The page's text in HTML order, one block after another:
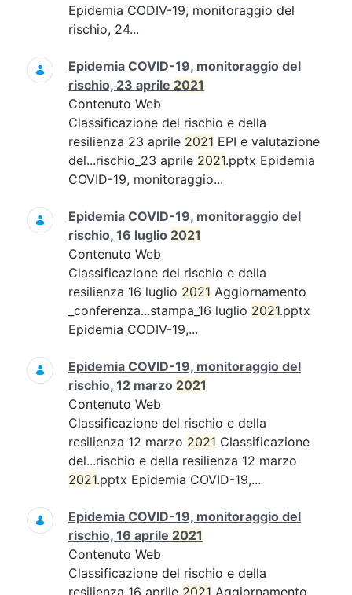
Epidemia CODIV-19, monitoraggio del
rischio, 24...
Epidemia COVID-19, monitoraggio del
rischio, 23 aprile 2021
Contenuto Web
Classificazione del rischio e della
resilienza 23 aprile 2021 EPI e valutazione
del...rischio_23 aprile 2021.pptx Epidemia
COVID-19, monitoraggio...
Epidemia COVID-19, monitoraggio del
rischio, 16 luglio 2021
Contenuto Web
Classificazione del rischio e della
resilienza 16 luglio 2021 Aggiornamento
_conferenza...stampa_16 luglio 2021.pptx
Epidemia CODIV-19,...
Epidemia COVID-19, monitoraggio del
rischio, 12 marzo 2021
Contenuto Web
Classificazione del rischio e della
resilienza 12 marzo 2021 Classificazione
del...rischio e della resilienza 12 marzo
2021.pptx Epidemia COVID-19,...
Epidemia COVID-19, monitoraggio del
rischio, 16 aprile 2021
Contenuto Web
Classificazione del rischio e della
resilienza 16 aprile 2021 Aggiornamento